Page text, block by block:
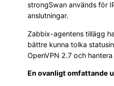
strongSwan används för
anslutningar.
Zabbix-agentens tillägg
bättre kunna tolka
OpenVPN 2.7 och
En ovanligt omfattande